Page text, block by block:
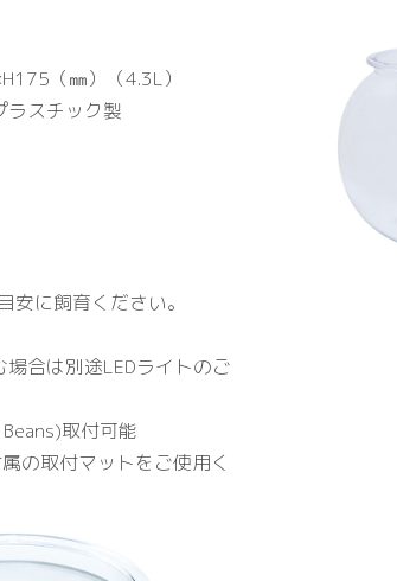
（㎜）（4.3L）
ラスチック製
安に飼育ください。
合は別途LEDライトのご
取付可能
の取付マットをご使用く